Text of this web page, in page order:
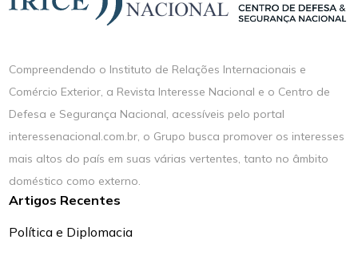
Compreendendo o Instituto de Relações Internacionais e
Comércio Exterior, a Revista Interesse Nacional e o Centro de
Defesa e Segurança Nacional, acessíveis pelo portal
interessenacional.com.br, o Grupo busca promover os interesses
mais altos do país em suas várias vertentes, tanto no âmbito
doméstico como externo.
Artigos Recentes
Política e Diplomacia